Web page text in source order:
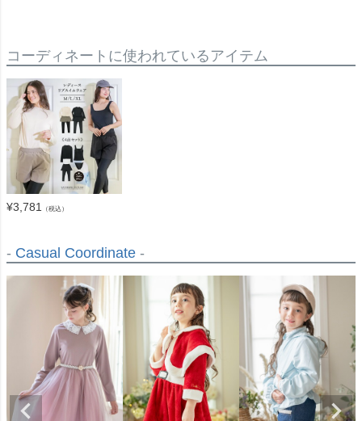
コーディネートに使われているアイテム
¥3,781 （税込）
- Casual Coordinate -